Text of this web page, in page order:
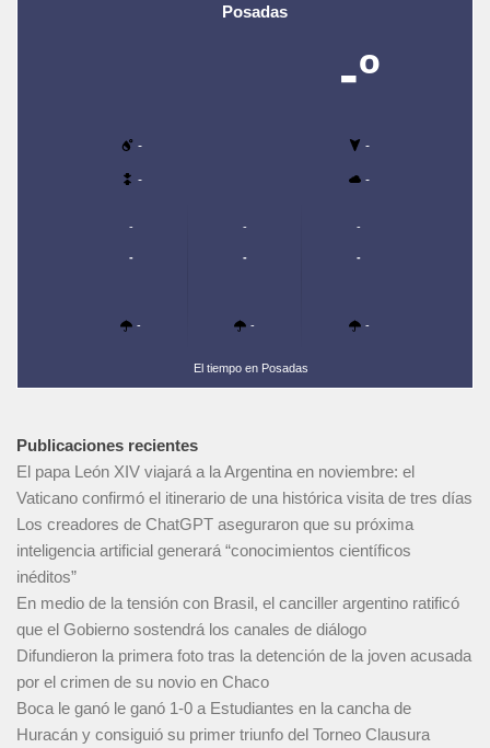
Posadas
-º
- -
- -
-
-
-
-
-
-
-
-
-
El tiempo en Posadas
Publicaciones recientes
El papa León XIV viajará a la Argentina en noviembre: el
Vaticano confirmó el itinerario de una histórica visita de tres días
Los creadores de ChatGPT aseguraron que su próxima
inteligencia artificial generará “conocimientos científicos
inéditos”
En medio de la tensión con Brasil, el canciller argentino ratificó
que el Gobierno sostendrá los canales de diálogo
Difundieron la primera foto tras la detención de la joven acusada
por el crimen de su novio en Chaco
Boca le ganó le ganó 1-0 a Estudiantes en la cancha de
Huracán y consiguió su primer triunfo del Torneo Clausura